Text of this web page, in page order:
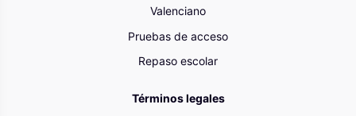
Valenciano
Pruebas de acceso
Repaso escolar
Términos legales